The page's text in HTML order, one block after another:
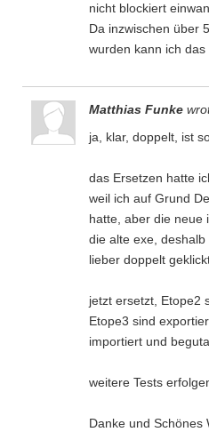
nicht blockiert
Da inzwischen über
wurden kann ich
Matthias Funke
ja, klar, doppelt, ist
das Ersetzen hatte
weil ich auf Grund
hatte, aber die neue
die alte exe,
lieber doppelt
jetzt ersetzt, Etope2
Etope3 sind
importiert und
weitere Tests
Danke und Schönes